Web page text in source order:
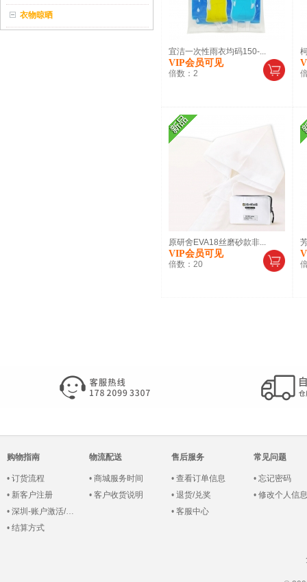
衣物晾晒
宜洁一次性雨衣均码150-...
VIP会员可见
倍数： 2
原研舍EVA18丝磨砂款非...
VIP会员可见
倍数： 20
购物指南
• 订货流程
• 新客户注册
• 深圳-账户激活/登录
• 结算方式
物流配送
• 商城服务时间
• 客户收货说明
售后服务
• 查看订单信息
• 退货/兑奖
• 客服中心
常见问题
• 忘记密码
• 修改个人信息